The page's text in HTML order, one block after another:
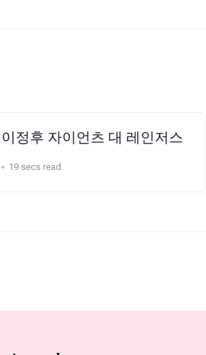
정후 자이언츠 대 레인저스
19 secs read